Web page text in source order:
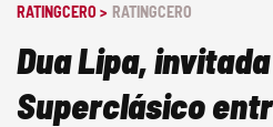
RATINGCERO > RATINGCERO
Dua Lipa,
Superclásico